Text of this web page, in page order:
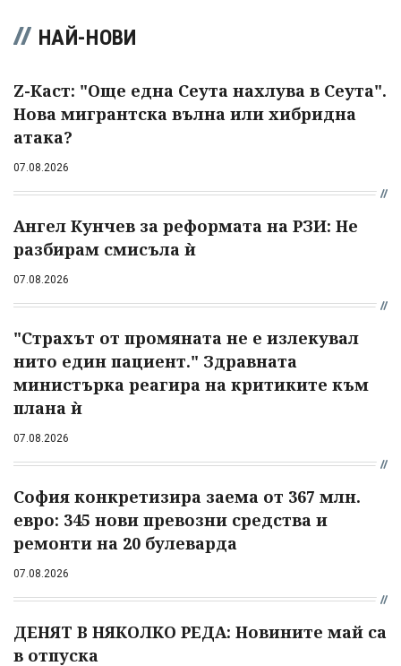
НАЙ-НОВИ
Z-Каст: "Още една Сеута нахлува в Сеута".
Нова мигрантска вълна или хибридна
атака?
07.08.2026
Ангел Кунчев за реформата на РЗИ: Не
разбирам смисъла ѝ
07.08.2026
"Страхът от промяната не е излекувал
нито един пациент." Здравната
министърка реагира на критиките към
плана ѝ
07.08.2026
София конкретизира заема от 367 млн.
евро: 345 нови превозни средства и
ремонти на 20 булеварда
07.08.2026
ДЕНЯТ В НЯКОЛКО РЕДА: Новините май са
в отпуска